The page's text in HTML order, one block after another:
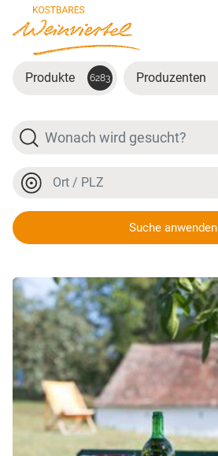
Zum Hauptinhalt springen
Produkte 6283 Produzenten
Suche
Ort oder PLZ
Suche anwenden
Edelbrände, Liköre